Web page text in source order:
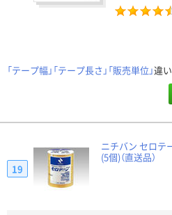
「テープ幅」「テープ長さ」「販売単位」違
ニチバン セロテ
(5個)（直送品）
19